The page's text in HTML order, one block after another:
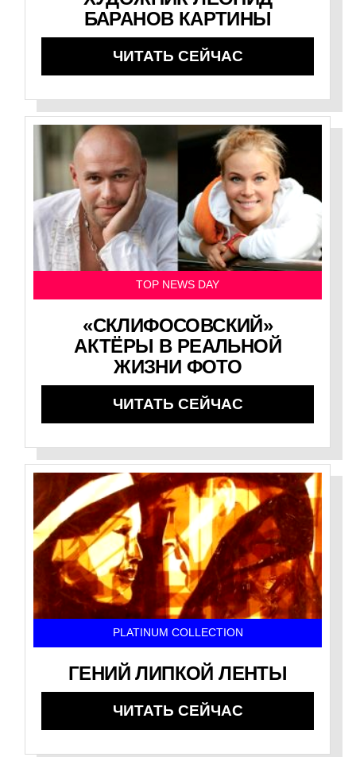
БАРАНОВ КАРТИНЫ
ЧИТАТЬ СЕЙЧАС
TOP NEWS DAY
«СКЛИФОСОВСКИЙ»
АКТЁРЫ В РЕАЛЬНОЙ
ЖИЗНИ ФОТО
ЧИТАТЬ СЕЙЧАС
PLATINUM COLLECTION
ГЕНИЙ ЛИПКОЙ ЛЕНТЫ
ЧИТАТЬ СЕЙЧАС